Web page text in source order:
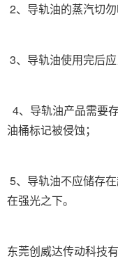
2、导轨油的蒸汽切
3、导轨油使用完后
4、导轨油产品需要
油桶标记被侵蚀；
5、导轨油不应储存
在强光之下。
东莞创威达传动科技